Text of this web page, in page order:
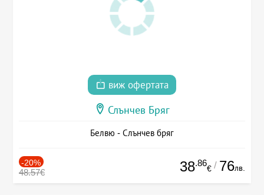
виж офертата
Слънчев Бряг
Белвю - Слънчев бряг
-20%
48.57€ 38.86
€ / 76лв.